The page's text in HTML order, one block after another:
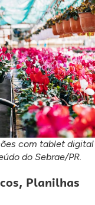
com tablet digital
do Sebrae/PR.
Planilhas